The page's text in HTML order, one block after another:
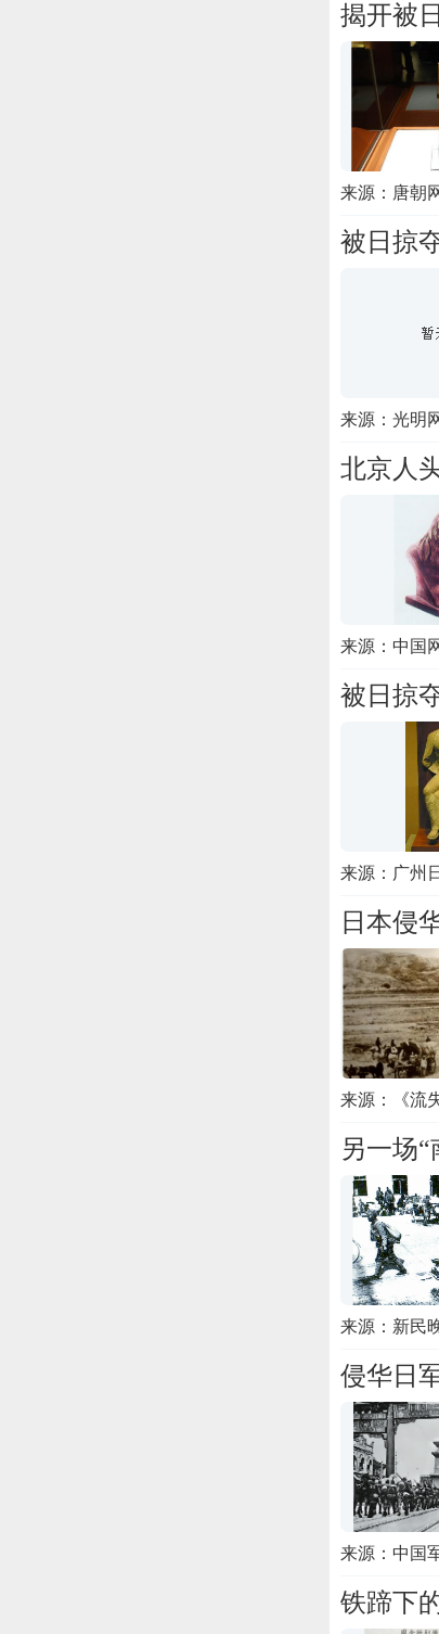
揭开被
来源：唐朝
被日掠
来源：光明
北京人
来源：中国
被日掠
来源：广州
日本侵
来源：《流
另一场
来源：新民
侵华日
来源：中国
铁蹄下